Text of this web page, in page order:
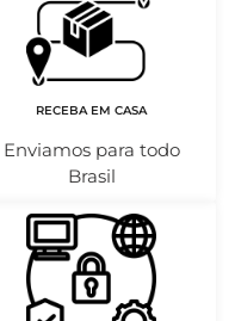
RECEBA EM CASA
Enviamos para todo
Brasil